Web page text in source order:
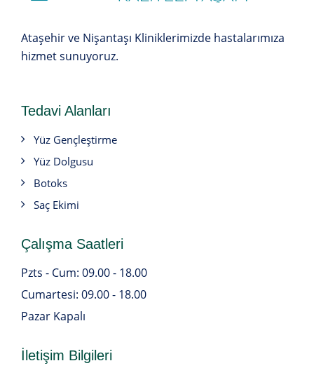
Ataşehir ve Nişantaşı Kliniklerimizde hastalarımıza
hizmet sunuyoruz.
Tedavi Alanları
Yüz Gençleştirme
Yüz Dolgusu
Botoks
Saç Ekimi
Çalışma Saatleri
Pzts - Cum: 09.00 - 18.00
Cumartesi: 09.00 - 18.00
Pazar Kapalı
İletişim Bilgileri